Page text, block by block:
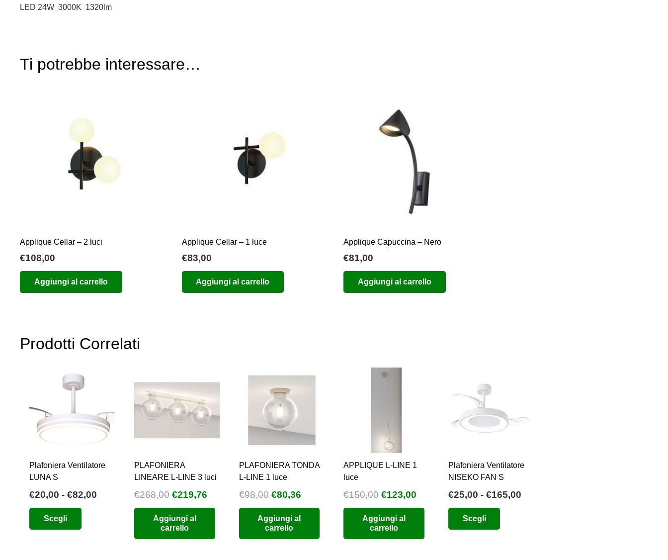
LED 24W 3000K 1320lm
Ti potrebbe interessare…
Applique Cellar – 2 luci
€108,00
Aggiungi al carrello
Applique Cellar – 1 luce
€83,00
Aggiungi al carrello
Applique Capuccina – Nero
€81,00
Aggiungi al carrello
Prodotti Correlati
Plafoniera Ventilatore
LUNA S
€20,00 - €82,00
Scegli
PLAFONIERA
LINEARE L-LINE 3 luci
€268,00 Il
prezzo
originale
era:
€219,76Il
prezzo
Aggiungi al
carrello
PLAFONIERA TONDA
L-LINE 1 luce
€98,00 Il
prezzo
originale
era:
€80,36Il
prezzo
attuale
Aggiungi al
carrello
APPLIQUE L-LINE 1
luce
€150,00 Il
prezzo
originale
era:
€123,00
prezzo
Aggiungi al
carrello
Plafoniera Ventilatore
NISEKO FAN S
€25,00 - €165,00Fascia
Scegli